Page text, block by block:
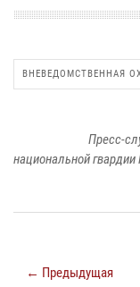
ВНЕВЕДОМСТВЕННАЯ
Пресс-
национальной
← Предыдущая